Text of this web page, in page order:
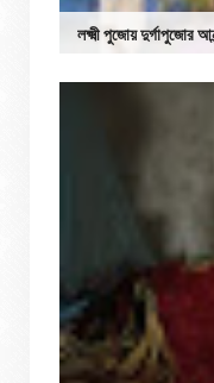
লক্ষ্মী পুজোয় দুর্গাপুজোর